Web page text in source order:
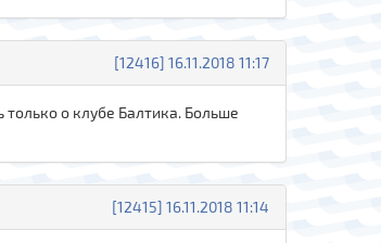
[12416] 16.11.2018 11:17
о клубе Балтика. Больше
[12415] 16.11.2018 11:14